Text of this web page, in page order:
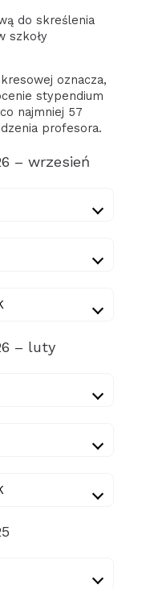
do skreślenia
szkoły
oznacza,
stypendium
najmniej 57
profesora.
– wrzesień
– luty